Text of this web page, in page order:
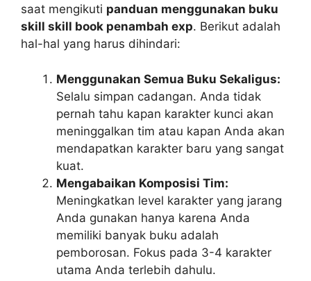
saat mengikuti panduan menggunakan buku
skill skill book penambah exp. Berikut adalah
hal-hal yang harus dihindari:
Menggunakan Semua Buku Sekaligus:
Selalu simpan cadangan. Anda tidak
pernah tahu kapan karakter kunci akan
meninggalkan tim atau kapan Anda akan
mendapatkan karakter baru yang sangat
kuat.
Mengabaikan Komposisi Tim:
Meningkatkan level karakter yang jarang
Anda gunakan hanya karena Anda
memiliki banyak buku adalah
pemborosan. Fokus pada 3-4 karakter
utama Anda terlebih dahulu.